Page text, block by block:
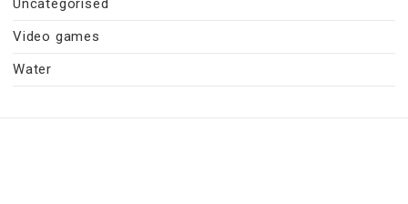
Uncategorised
Video games
Water